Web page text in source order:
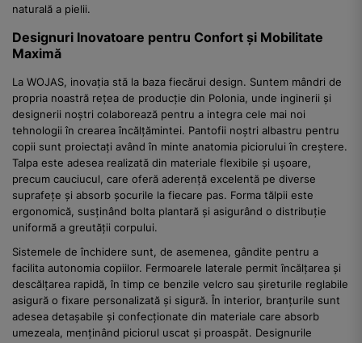
naturală a pielii.
Designuri Inovatoare pentru Confort și Mobilitate
Maximă
La WOJAS, inovația stă la baza fiecărui design. Suntem mândri de
propria noastră rețea de producție din Polonia, unde inginerii și
designerii noștri colaborează pentru a integra cele mai noi
tehnologii în crearea încălțămintei. Pantofii noștri albastru pentru
copii sunt proiectați având în minte anatomia piciorului în creștere.
Talpa este adesea realizată din materiale flexibile și ușoare,
precum cauciucul, care oferă aderență excelentă pe diverse
suprafețe și absorb șocurile la fiecare pas. Forma tălpii este
ergonomică, susținând bolta plantară și asigurând o distribuție
uniformă a greutății corpului.
Sistemele de închidere sunt, de asemenea, gândite pentru a
facilita autonomia copiilor. Fermoarele laterale permit încălțarea și
descălțarea rapidă, în timp ce benzile velcro sau șireturile reglabile
asigură o fixare personalizată și sigură. În interior, branțurile sunt
adesea detașabile și confecționate din materiale care absorb
umezeala, menținând piciorul uscat și proaspăt. Designurile